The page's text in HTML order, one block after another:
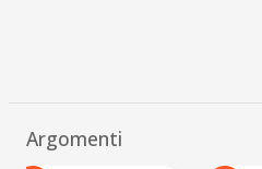
Argomenti